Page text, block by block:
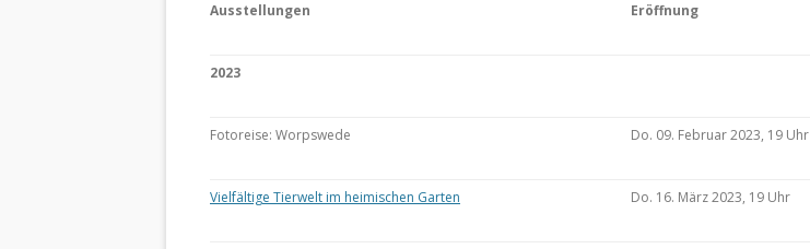
Ausstellungen Eröffnung
2023
Fotoreise: Worpswede Do. 09. Februar 2023, 19 Uhr
Vielfältige Tierwelt im heimischen Garten Do. 16. März 2023, 19 Uhr